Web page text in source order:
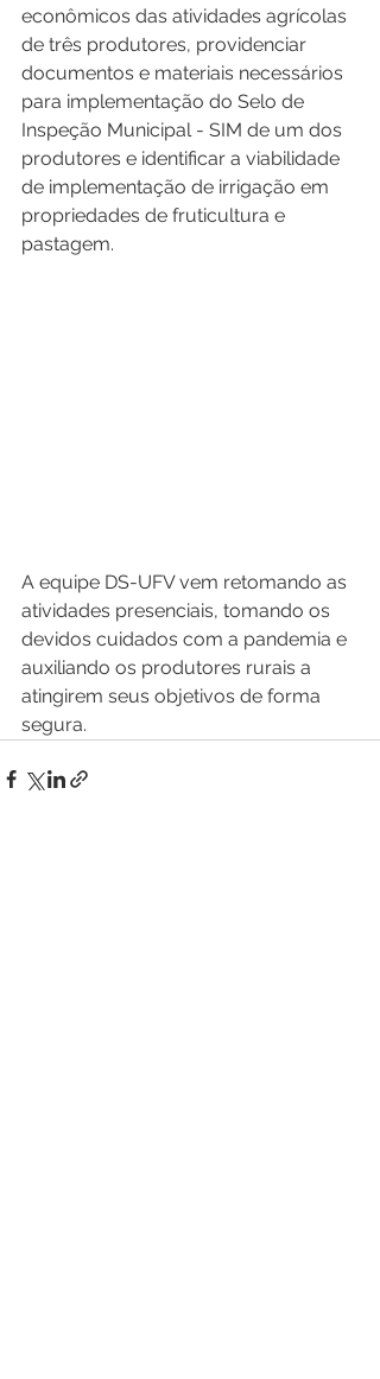
econômicos das atividades agrícolas
de três produtores, providenciar
documentos e materiais necessários
para implementação do Selo de
Inspeção Municipal - SIM de um dos
produtores e identificar a viabilidade
de implementação de irrigação em
propriedades de fruticultura e
pastagem.
A equipe DS-UFV vem retomando as
atividades presenciais, tomando os
devidos cuidados com a pandemia e
auxiliando os produtores rurais a
atingirem seus objetivos de forma
segura.